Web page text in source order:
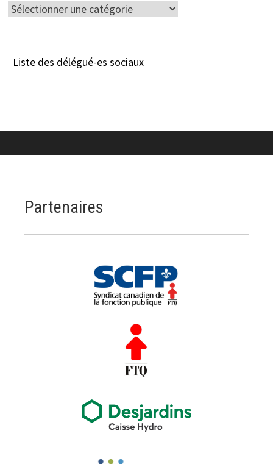
Catégories
Liste des délégué-es sociaux
Partenaires